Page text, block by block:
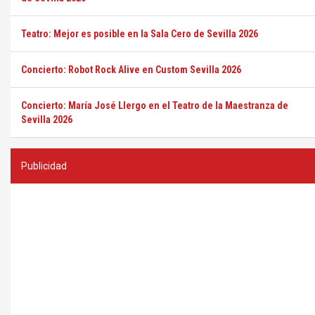
Teatro: Mejor es posible en la Sala Cero de Sevilla 2026
Concierto: Robot Rock Alive en Custom Sevilla 2026
Concierto: María José Llergo en el Teatro de la Maestranza de
Sevilla 2026
Publicidad